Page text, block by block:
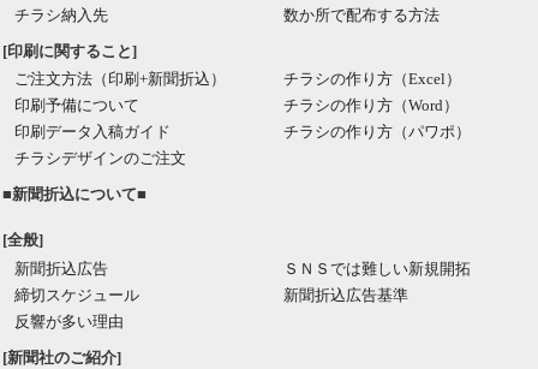
チラシ納入先
数か所で配布する方法
[印刷に関すること]
ご注文方法（印刷+新聞折込）
印刷予備について
印刷データ入稿ガイド
チラシデザインのご注文
チラシの作り方（Excel）
チラシの作り方（Word）
チラシの作り方（パワポ）
■新聞折込について■
[全般]
新聞折込広告
締切スケジュール
反響が多い理由
ＳＮＳでは難しい新規開拓
新聞折込広告基準
[新聞社のご紹介]